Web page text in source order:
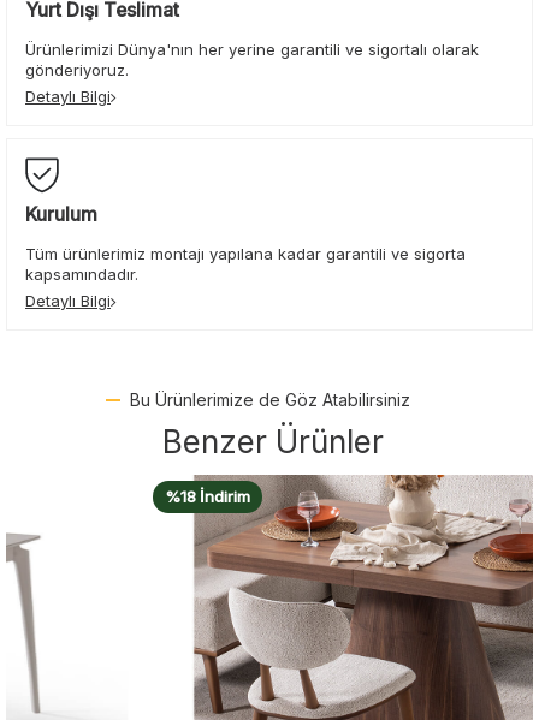
Yurt Dışı Teslimat
Ürünlerimizi Dünya'nın her yerine garantili ve sigortalı olarak
gönderiyoruz.
Detaylı Bilgi
Kurulum
Tüm ürünlerimiz montajı yapılana kadar garantili ve sigorta
kapsamındadır.
Detaylı Bilgi
Bu Ürünlerimize de Göz Atabilirsiniz
Benzer Ürünler